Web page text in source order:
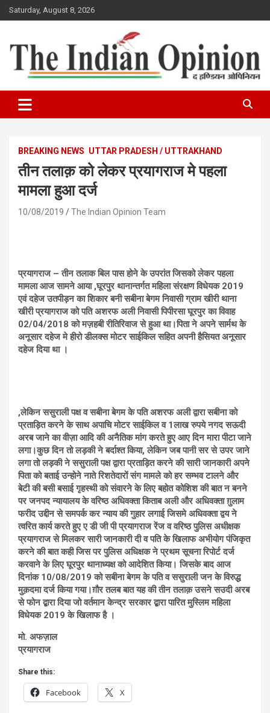
Skip
to
Saturday, August 8, 2026
Indian Opinion News
BREAKING NEWS UTTAR PRADESH / UTTRAKHAND
तीन तलाक़ को लेकर प्रयागराज मे पहला
मामला हुआ दर्ज
10/08/2019 The Indian Opinion Team
प्रयागराज – तीन तलाक बिल पास होने के उपरांत जिसको लेकर पहला
मामला आज सामने आया ,घूरपुर थानान्तर्गत महिला संरक्षण विधेयक 2019
एवं दहेज उतपीड़न का शिकार बनी सबीना बेगम निवासी ग्राम खीरी थाना
खीरी प्रयागराज को पति अशरफ अली निवासी पिपीरसा घूरपुर का विवाह
02/04/2018 को मज़हबी रीतिरिवाज से हुआ था।पिता ने अपने सार्मथ के
अनूसार दहेज मे हीरो डीलक्स मोटर साईकिल सहित अपनी हैसियत अनूसार
दहेज दिया था ।
,लेकिन ससुराली पक्ष व सबीना बेगम के पति अशरफ अली द्वारा सबीना को
प्रताड़ित करने के साथ अपाचि मोटर साईकिल व 1लाख रुपये नगद सऊदी
अरब जाने का वीज़ा आदि की अनैतिक मांग करते हुए आए दिन मारा पीटा जाने
लगा।कुछ दिन तो लड़की ने बर्दाश्त किया, लेकिन जब पानी सर से उपर जाने
लगा तो लड़की ने ससुराली पक्ष द्वारा प्रताड़ित करने की सारी जानकारी अपने
पिता को बताई उन्होने नाते रिशतेदारों संग मामले को हर सम्भव टालने और
बेटी की बसी बसाई गृहस्थी को संवारने के लिए बहोत कोशिश की बात न बनने
पर जनपद न्यायालय के वरिष्ठ अधिवक्ता किताब अली और अधिवक्ता ग़ुलाम
फरीद उद्दीन से समपर्क कर न्याय की गुहार लगाई जिसमे अधिवक्ता द्वय ने
त्वरित कार्य करते हुए ए डी जी पी प्रयागराज रेंज व वरिष्ठ पुलिस अधीक्षक
प्रयागराज से मिलकर सारी जानकारी दी व पति के खिलाफ अभीयोग पंजिकृत
करने की बात कही जिस पर पुलिस अधिक्षक ने प्रथम सूचना रिपोर्ट दर्ज
करवाने के लिए घूरपुर थानाध्यक्ष को आदेशित किया। जिसके बाद आज
दिनांक 10/08/2019 को सबीना बेगम के पति व ससुराली जन के विरुद्ध
मुक़दमा दर्ज किया गया।ग़ौर तलब बात यह की तीन तलाक़ उसने सउदी अरब
से फोन द्बारा दिया जो वर्तमान केन्द्र सरकार द्बारा पारित मुस्लिम महिला
विधेयक 2019 के खिलाफ है ।
मो. अफज़ाल
प्रयागराज
Share this:
Facebook X